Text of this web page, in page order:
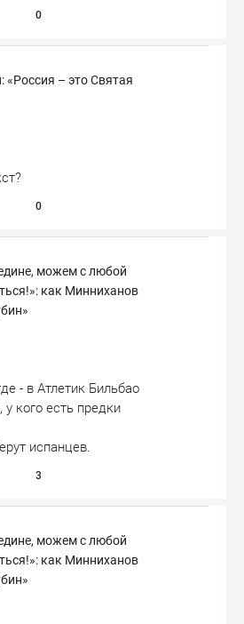
0
«Россия – это Святая
0
можем с любой
как Минниханов
- в Атлетик Бильбао
у кого есть предки
испанцев.
3
можем с любой
как Минниханов